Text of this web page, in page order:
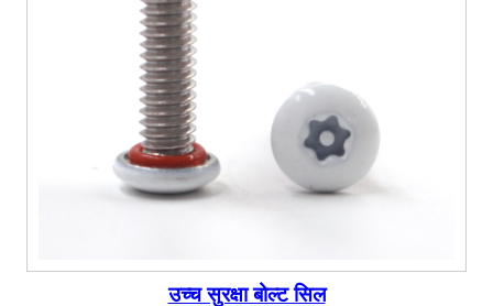
उच्च सुरक्षा बोल्ट सिल